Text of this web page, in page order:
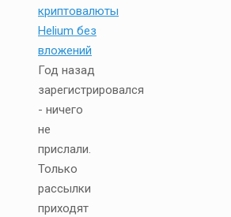
криптовалюты
Helium без
вложений
Год назад
зарегистрировался
- ничего
не
прислали.
Только
рассылки
приходят